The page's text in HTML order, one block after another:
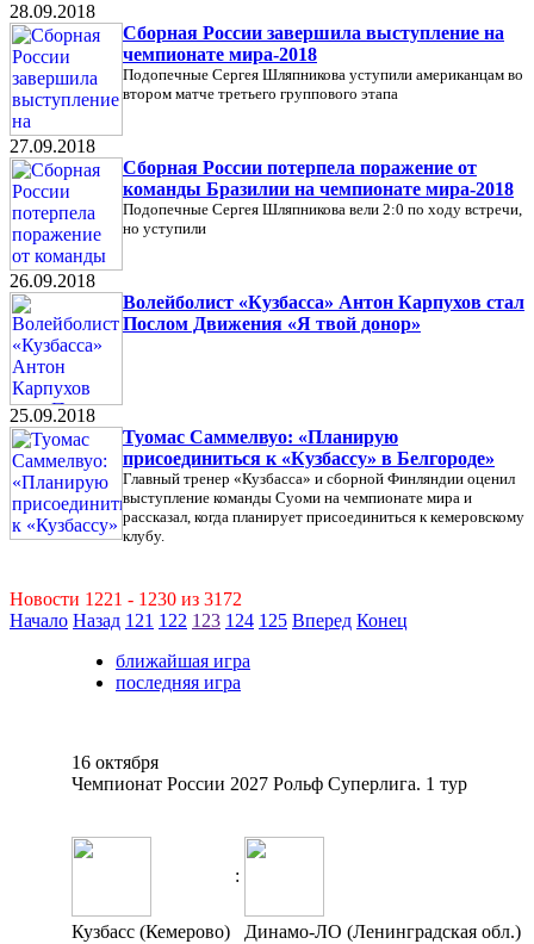
28.09.2018
Сборная России завершила выступление на
чемпионате мира-2018
Подопечные Сергея Шляпникова уступили американцам во
втором матче третьего группового этапа
27.09.2018
Сборная России потерпела поражение от
команды Бразилии на чемпионате мира-2018
Подопечные Сергея Шляпникова вели 2:0 по ходу встречи,
но уступили
26.09.2018
Волейболист «Кузбасса» Антон Карпухов стал
Послом Движения «Я твой донор»
25.09.2018
Туомас Саммелвуо: «Планирую
присоединиться к «Кузбассу» в Белгороде»
Главный тренер «Кузбасса» и сборной Финляндии оценил
выступление команды Суоми на чемпионате мира и
рассказал, когда планирует присоединиться к кемеровскому
клубу.
Новости 1221 - 1230 из 3172
Начало Назад 121 122 123 124 125 Вперед Конец
ближайшая игра
последняя игра
16 октября
Чемпионат России 2027 Рольф Суперлига. 1 тур
:
Кузбасс (Кемерово) Динамо-ЛО (Ленинградская обл.)